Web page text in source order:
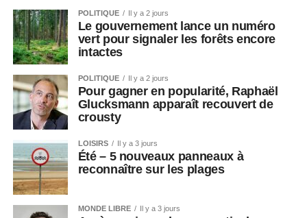
POLITIQUE Il y a 2 jours
Le gouvernement lance un numéro
vert pour signaler les forêts encore
intactes
POLITIQUE Il y a 2 jours
Pour gagner en popularité, Raphaël
Glucksmann apparaît recouvert de
crousty
LOISIRS Il y a 3 jours
Été – 5 nouveaux panneaux à
reconnaître sur les plages
MONDE LIBRE Il y a 3 jours